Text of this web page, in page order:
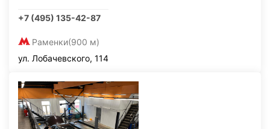
+7 (495) 135-42-87
Раменки(900 м)
ул. Лобачевского, 114